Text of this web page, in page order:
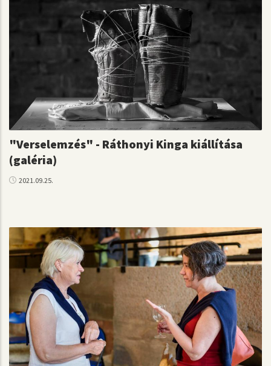
"Verselemzés" - Ráthonyi Kinga kiállítása
(galéria)
2021.09.25.